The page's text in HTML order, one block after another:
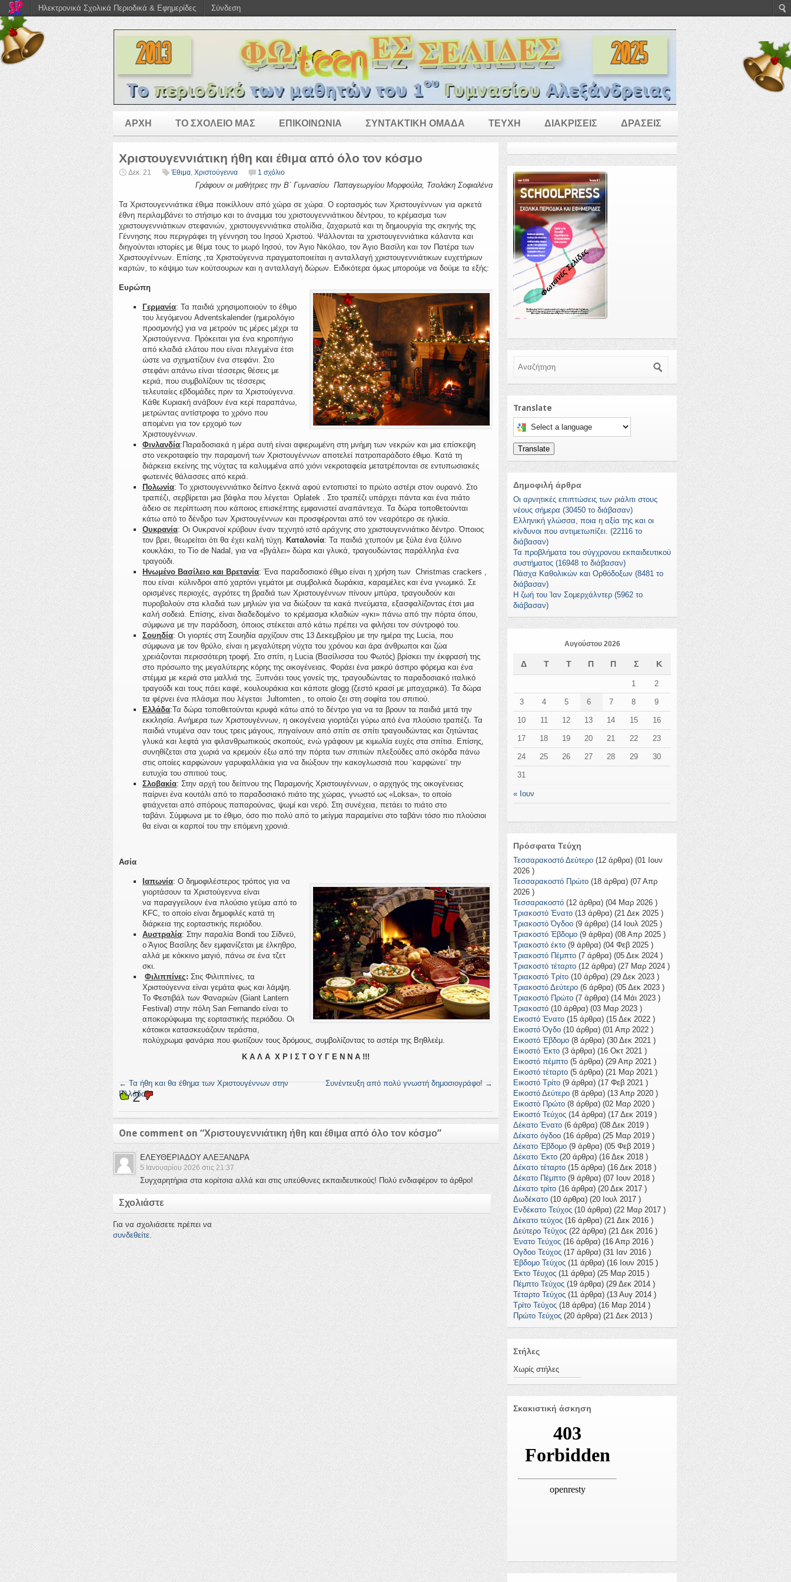
ΑΡΧΗ ΤΟ ΣΧΟΛΕΙΟ ΜΑΣ ΕΠΙΚΟΙΝΩΝΙΑ ΣΥΝΤΑΚΤΙΚΗ ΟΜΑΔΑ ΤΕΥΧΗ ΔΙΑΚΡΙΣΕΙΣ ΔΡΑΣΕΙΣ
Χριστουγεννιάτικη ήθη και έθιμα από όλο τον κόσμο
Δεκ. 21 Έθιμα, Χριστούγεννα 1 σχόλιο
Γράφουν οι μαθήτριες την Β΄ Γυμνασίου Παπαγεωργίου Μορφούλα, Τσολάκη Σοφιαλένα
Τα Χριστουγεννιάτικα έθιμα ποικίλλουν από χώρα σε χώρα. Ο εορτασμός των Χριστουγέννων για αρκετά
έθνη περιλαμβάνει το στήσιμο και το άναμμα του χριστουγεννιάτικου δέντρου, το κρέμασμα των
χριστουγεννιάτικων στεφανιών, χριστουγεννιάτικα στολίδια, ζαχαρωτά και τη δημιουργία της σκηνής της
Γέννησης που περιγράφει τη γέννηση του Ιησού Χριστού. Ψάλλονται τα χριστουγεννιάτικα κάλαντα και
διηγούνται ιστορίες με θέμα τους το μωρό Ιησού, τον Άγιο Νικόλαο, τον Άγιο Βασίλη και τον Πατέρα των
Χριστουγέννων. Επίσης ,τα Χριστούγεννα πραγματοποιείται η ανταλλαγή χριστουγεννιάτικων ευχετήριων
καρτών, το κάψιμο των κούτσουρων και η ανταλλαγή δώρων. Ειδικότερα όμως μπορούμε να δούμε τα εξής:
Ευρώπη
Γερμανία: Τα παιδιά χρησιμοποιούν το έθιμο
του λεγόμενου Adventskalender (ημερολόγιο
προσμονής) για να μετρούν τις μέρες μέχρι τα
Χριστούγεννα. Πρόκειται για ένα κηροπήγιο
από κλαδιά ελάτου που είναι πλεγμένα έτσι
ώστε να σχηματίζουν ένα στεφάνι. Στο
στεφάνι απάνω είναι τέσσερις θέσεις με
κεριά, που συμβολίζουν τις τέσσερις
τελευταίες εβδομάδες πριν τα Χριστούγεννα.
Κάθε Κυριακή ανάβουν ένα κερί παραπάνω,
μετρώντας αντίστροφα το χρόνο που
απομένει για τον ερχομό των
Χριστουγέννων.
Φινλανδία:Παραδοσιακά η μέρα αυτή είναι αφιερωμένη στη μνήμη των νεκρών και μια επίσκεψη
στο νεκροταφείο την παραμονή των Χριστουγέννων αποτελεί πατροπαράδοτο έθιμο. Κατά τη
διάρκεια εκείνης της νύχτας τα καλυμμένα από χιόνι νεκροταφεία μετατρέπονται σε εντυπωσιακές
φωτεινές θάλασσες από κεριά.
Πολωνία: Το χριστουγεννιάτικο δείπνο ξεκινά αφού εντοπιστεί το πρώτο αστέρι στον ουρανό. Στο
τραπέζι, σερβίρεται μια βάφλα που λέγεται Oplatek . Στο τραπέζι υπάρχει πάντα και ένα πιάτο
άδειο σε περίπτωση που κάποιος επισκέπτης εμφανιστεί αναπάντεχα. Τα δώρα τοποθετούνται
κάτω από το δένδρο των Χριστουγέννων και προσφέρονται από τον νεαρότερο σε ηλικία.
Ουκρανία: Οι Ουκρανοί κρύβουν έναν τεχνητό ιστό αράχνης στο χριστουγεννιάτικο δέντρο. Όποιος
τον βρει, θεωρείται ότι θα έχει καλή τύχη. Καταλονία: Τα παιδιά χτυπούν με ξύλα ένα ξύλινο
κουκλάκι, το Tio de Nadal, για να «βγάλει» δώρα και γλυκά, τραγουδώντας παράλληλα ένα
τραγούδι.
Ηνωμένο Βασίλειο και Βρετανία: Ένα παραδοσιακό έθιμο είναι η χρήση των Christmas crackers ,
που είναι κύλινδροι από χαρτόνι γεμάτοι με συμβολικά δωράκια, καραμέλες και ένα γνωμικό. Σε
ορισμένες περιοχές, αγρότες τη βραδιά των Χριστουγέννων πίνουν μπύρα, τραγουδούν και
πυροβολούν στα κλαδιά των μηλιών για να διώξουν τα κακά πνεύματα, εξασφαλίζοντας έτσι μια
καλή σοδειά. Επίσης, είναι διαδεδομένο το κρέμασμα κλαδιών «γκι» πάνω από την πόρτα όπου,
σύμφωνα με την παράδοση, όποιος στέκεται από κάτω πρέπει να φιλήσει τον σύντροφό του.
Σουηδία: Οι γιορτές στη Σουηδία αρχίζουν στις 13 Δεκεμβρίου με την ημέρα της Lucia, που
σύμφωνα με τον θρύλο, είναι η μεγαλύτερη νύχτα του χρόνου και άρα άνθρωποι και ζώα
χρειάζονται περισσότερη τροφή. Στο σπίτι, η Lucia (Βασίλισσα του Φωτός) βρίσκει την έκφρασή της
στο πρόσωπο της μεγαλύτερης κόρης της οικογένειας. Φοράει ένα μακρύ άσπρο φόρεμα και ένα
στέμμα με κεριά στα μαλλιά της. Ξυπνάει τους γονείς της, τραγουδώντας το παραδοσιακό ιταλικό
τραγούδι και τους πάει καφέ, κουλουράκια και κάποτε glogg (ζεστό κρασί με μπαχαρικά). Τα δώρα
τα φέρνει ένα πλάσμα που λέγεται Jultomten , το οποίο ζει στη σοφίτα του σπιτιού.
Ελλάδα:Τα δώρα τοποθετούνται κρυφά κάτω από το δέντρο για να τα βρουν τα παιδιά μετά την
εκκλησία. Ανήμερα των Χριστουγέννων, η οικογένεια γιορτάζει γύρω από ένα πλούσιο τραπέζι. Τα
παιδιά ντυμένα σαν τους τρεις μάγους, πηγαίνουν από σπίτι σε σπίτι τραγουδώντας και ζητώντας
γλυκά και λεφτά για φιλανθρωπικούς σκοπούς, ενώ γράφουν με κιμωλία ευχές στα σπίτια. Επίσης,
συνηθίζεται στα χωριά να κρεμούν έξω από την πόρτα των σπιτιών πλεξούδες από σκόρδα πάνω
στις οποίες καρφώνουν γαρυφαλλάκια για να διώξουν την κακογλωσσιά που ¨καρφώνει¨ την
ευτυχία του σπιτιού τους.
Σλοβακία: Στην αρχή του δείπνου της Παραμονής Χριστουγέννων, ο αρχηγός της οικογένειας
παίρνει ένα κουτάλι από το παραδοσιακό πιάτο της χώρας, γνωστό ως «Loksa», το οποίο
φτιάχνεται από σπόρους παπαρούνας, ψωμί και νερό. Στη συνέχεια, πετάει το πιάτο στο
ταβάνι. Σύμφωνα με το έθιμο, όσο πιο πολύ από το μείγμα παραμείνει στο ταβάνι τόσο πιο πλούσιοι
θα είναι οι καρποί του την επόμενη χρονιά.
Ασία
Ιαπωνία: Ο δημοφιλέστερος τρόπος για να
γιορτάσουν τα Χριστούγεννα είναι
να παραγγείλουν ένα πλούσιο γεύμα από το
KFC, το οποίο είναι δημοφιλές κατά τη
διάρκεια της εορταστικής περιόδου.
Αυστραλία: Στην παραλία Bondi του Σίδνεϋ,
ο Άγιος Βασίλης δεν εμφανίζεται με έλκηθρο,
αλλά με κόκκινο μαγιό, πάνω σε ένα τζετ
σκι.
Φιλιππίνες: Στις Φιλιππίνες, τα
Χριστούγεννα είναι γεμάτα φως και λάμψη.
Το Φεστιβάλ των Φαναριών (Giant Lantern
Festival) στην πόλη San Fernando είναι το
αποκορύφωμα της εορταστικής περιόδου. Οι
κάτοικοι κατασκευάζουν τεράστια,
πολύχρωμα φανάρια που φωτίζουν τους δρόμους, συμβολίζοντας το αστέρι της Βηθλεέμ.
Κ Α Λ Α Χ Ρ Ι Σ Τ Ο Υ Γ Ε Ν Ν Α !!!
←Τα ήθη και θα έθημα των Χριστουγέννων στην
Ελλάδα
Συνέντευξη από πολύ γνωστή δημοσιογράφο!→
2
One comment on “Χριστουγεννιάτικη ήθη και έθιμα από όλο τον κόσμο”
ΕΛΕΥΘΕΡΙΑΔΟΥ ΑΛΕΞΑΝΔΡΑ
5 Ιανουαρίου 2026 στις 21:37
Συγχαρητήρια στα κορίτσια αλλά και στις υπεύθυνες εκπαιδευτικούς! Πολύ ενδιαφέρον το άρθρο!
Σχολιάστε
Για να σχολιάσετε πρέπει να
συνδεθείτε.
Φωτεινές Σελίδες
Translate
Select a language to translate this page
Translate
Δημοφιλή άρθρα
Οι αρνητικές επιπτώσεις των ριάλιτι στους
νέους σήμερα (30450 το διάβασαν)
Ελληνική γλώσσα, ποια η αξία της και οι
κίνδυνοι που αντιμετωπίζει. (22116 το
διάβασαν)
Τα προβλήματα του σύγχρονου εκπαιδευτικού
συστήματος (16948 το διάβασαν)
Πάσχα Καθολικών και Ορθόδοξων (8481 το
διάβασαν)
Η ζωή του Ίαν Σομερχάλντερ (5962 το
διάβασαν)
Αυγούστου 2026
Δ Τ Τ Π Π Σ Κ
« Ιουν
1 2
3 4 5 6 7 8 9
10 11 12 13 14 15 16
17 18 19 20 21 22 23
24 25 26 27 28 29 30
31
Πρόσφατα Τεύχη
Τεσσαρακοστό Δεύτερο (12 άρθρα) (01 Ιουν
2026 )
Τεσσαρακοστό Πρώτο (18 άρθρα) (07 Απρ
2026 )
Τεσσαρακοστό (12 άρθρα) (04 Μαρ 2026 )
Τριακοστό Ένατο (13 άρθρα) (21 Δεκ 2025 )
Τριακοστό Όγδοο (9 άρθρα) (14 Ιουλ 2025 )
Τριακοστό Έβδομο (9 άρθρα) (08 Απρ 2025 )
Τριακοστό έκτο (9 άρθρα) (04 Φεβ 2025 )
Τριακοστό Πέμπτο (7 άρθρα) (05 Δεκ 2024 )
Τριακοστό τέταρτο (12 άρθρα) (27 Μαρ 2024 )
Τριακοστό Τρίτο (10 άρθρα) (29 Δεκ 2023 )
Τριακοστό Δεύτερο (6 άρθρα) (05 Δεκ 2023 )
Τριακοστό Πρώτο (7 άρθρα) (14 Μάι 2023 )
Τριακοστό (10 άρθρα) (03 Μαρ 2023 )
Εικοστό Ένατο (15 άρθρα) (15 Δεκ 2022 )
Εικοστό Όγδο (10 άρθρα) (01 Απρ 2022 )
Εικοστό Έβδομο (8 άρθρα) (30 Δεκ 2021 )
Εικοστό Έκτο (3 άρθρα) (16 Οκτ 2021 )
Εικοστό πέμπτο (5 άρθρα) (29 Απρ 2021 )
Εικοστό τέταρτο (5 άρθρα) (21 Μαρ 2021 )
Εικοστό Τρίτο (9 άρθρα) (17 Φεβ 2021 )
Εικοστό Δεύτερο (8 άρθρα) (13 Απρ 2020 )
Εικοστό Πρώτο (8 άρθρα) (02 Μαρ 2020 )
Εικοστό Τεύχος (14 άρθρα) (17 Δεκ 2019 )
Δέκατο Ένατο (6 άρθρα) (08 Δεκ 2019 )
Δέκατο όγδοο (16 άρθρα) (25 Μαρ 2019 )
Δέκατο Έβδομο (9 άρθρα) (05 Φεβ 2019 )
Δέκατο Έκτο (20 άρθρα) (16 Δεκ 2018 )
Δέκατο τέταρτο (15 άρθρα) (16 Δεκ 2018 )
Δέκατο Πέμπτο (9 άρθρα) (07 Ιουν 2018 )
Δέκατο τρίτο (16 άρθρα) (20 Δεκ 2017 )
Δωδέκατο (10 άρθρα) (20 Ιουλ 2017 )
Ενδέκατο Τεύχος (10 άρθρα) (22 Μαρ 2017 )
Δέκατο τεύχος (16 άρθρα) (21 Δεκ 2016 )
Δεύτερο Τεύχος (22 άρθρα) (21 Δεκ 2016 )
Ένατο Τεύχος (16 άρθρα) (16 Απρ 2016 )
Ογδοο Τεύχος (17 άρθρα) (31 Ιαν 2016 )
Έβδομο Τεύχος (11 άρθρα) (16 Ιουν 2015 )
Έκτο Τέυχος (11 άρθρα) (25 Μαρ 2015 )
Πέμπτο Τεύχος (19 άρθρα) (29 Δεκ 2014 )
Τέταρτο Τεύχος (11 άρθρα) (13 Αυγ 2014 )
Τρίτο Τεύχος (18 άρθρα) (16 Μαρ 2014 )
Πρώτο Τεύχος (20 άρθρα) (21 Δεκ 2013 )
Στήλες
Χωρίς στήλες
Σκακιστική άσκηση
Ηλεκτρονικά Σχολικά Περιοδικά & Εφημερίδες Σύνδεση